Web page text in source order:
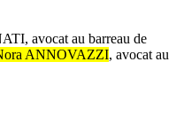
avocat au barreau de
ANNOVAZZI, avocat au